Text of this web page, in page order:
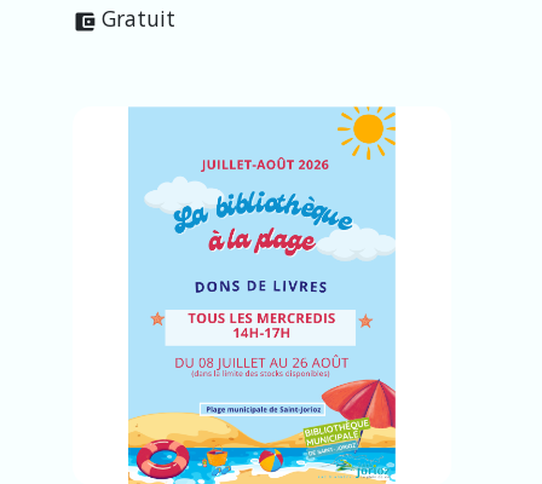
account_balance_wallet Gratuit